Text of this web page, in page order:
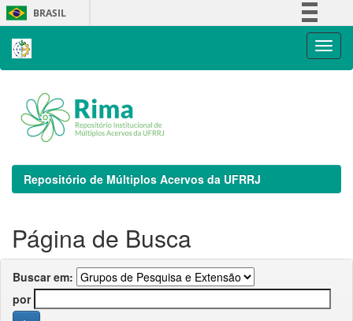
Skip
navigation
BRASIL
Repositório de Múltiplos Acervos da UFRRJ
Página de Busca
Buscar em:
por